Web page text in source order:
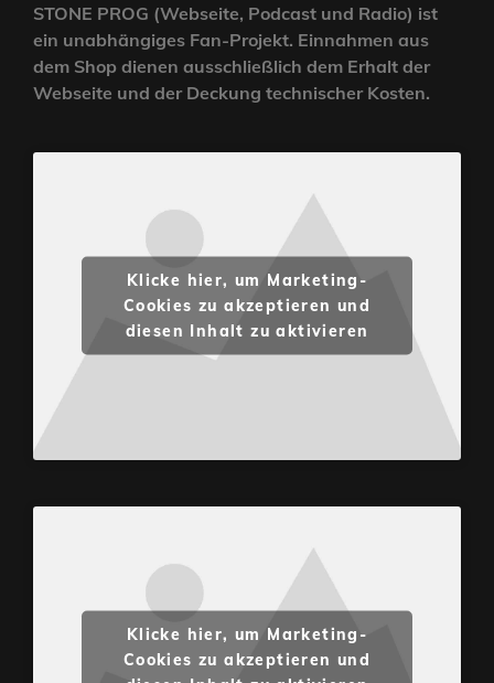
STONE PROG (Webseite, Podcast und Radio) ist
ein unabhängiges Fan-Projekt. Einnahmen aus
dem Shop dienen ausschließlich dem Erhalt der
Webseite und der Deckung technischer Kosten.
Klicke hier, um Marketing-
Cookies zu akzeptieren und
diesen Inhalt zu aktivieren
Klicke hier, um Marketing-
Cookies zu akzeptieren und